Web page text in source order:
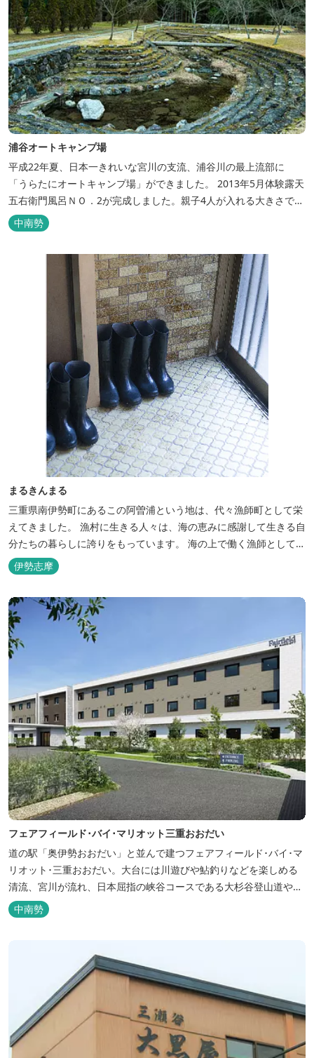
浦谷オートキャンプ場
平成22年夏、日本一きれいな宮川の支流、浦谷川の最上流部に
「うらたにオートキャンプ場」ができました。 2013年5月体験露天
五右衛門風呂ＮＯ．2が完成しました。親子4人が入れる大きさで
す。中には腰掛けもあり、ゆっくり、星やホタルを見る事ができま
す。ひのきの香り漂う特製五右衛門風呂を自分で沸かし、入浴しま
せんか？ 同時にデッキ付ひのき小屋も完成しました。是非ご利用く
中南勢
まるきんまる
三重県南伊勢町にあるこの阿曽浦という地は、代々漁師町として栄
えてきました。 漁村に生きる人々は、海の恵みに感謝して生きる自
分たちの暮らしに誇りをもっています。 海の上で働く漁師として、
自然とのかかわりを次世代につなぐ役割を果たすためにゲストハウ
スを始めました。 当ゲストハウスは一棟貸しです。 二階建ての一
軒家とウッドデッキ、 屋外リビングでゆったり過ごしていただけま
す。
伊勢志摩
フェアフィールド･バイ･マリオット三重おおだい
道の駅「奥伊勢おおだい」と並んで建つフェアフィールド･バイ･マ
リオット･三重おおだい。大台には川遊びや鮎釣りなどを楽しめる
清流、宮川が流れ、日本屈指の峡谷コースである大杉谷登山道や、
登山初心者から楽しめる総門山など、表情豊かな山々が連なりま
す。 日本の滝百選に選ばれている七ッ釜滝など、大自然が作り出す
点として、当ホテルは快適さを追...
中南勢